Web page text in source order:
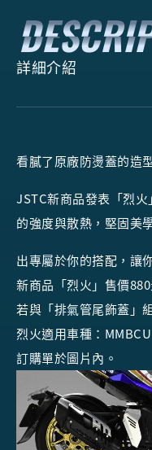
詳細介紹
看膩了原廠防燙蓋的造
JSTC新商品發表「烈
的強度與散熱，堅固美
出專屬於你的搭配，讓
新商品「烈火」售價880
若與「排氣管尾飾蓋」
烈火適用車種：MMBCU
訂購單於圖片內。